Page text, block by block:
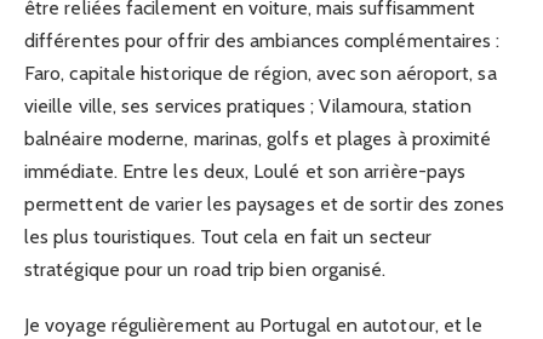
être reliées facilement en voiture, mais suffisamment
différentes pour offrir des ambiances complémentaires :
Faro, capitale historique de région, avec son aéroport, sa
vieille ville, ses services pratiques ; Vilamoura, station
balnéaire moderne, marinas, golfs et plages à proximité
immédiate. Entre les deux, Loulé et son arrière-pays
permettent de varier les paysages et de sortir des zones
les plus touristiques. Tout cela en fait un secteur
stratégique pour un road trip bien organisé.
Je voyage régulièrement au Portugal en autotour, et le